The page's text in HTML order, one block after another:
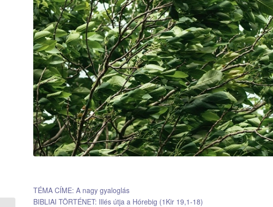
TÉMA CÍME: A nagy gyaloglás
BIBLIAI TÖRTÉNET: Illés útja a Hórebig (1Kir 19,1-18)